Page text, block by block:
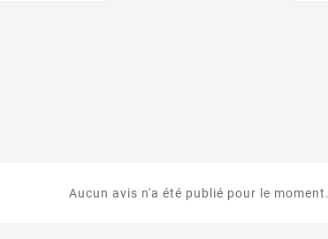
Aucun avis n'a été publié pour le moment.